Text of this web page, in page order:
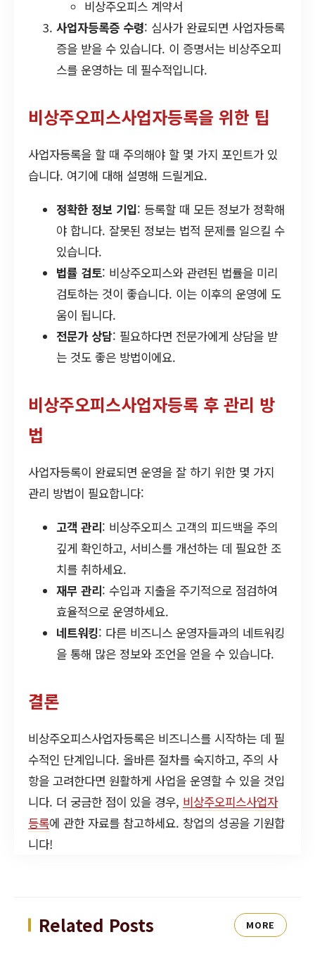
비상주오피스 계약서
사업자등록증 수령: 심사가 완료되면 사업자등록
증을 받을 수 있습니다. 이 증명서는 비상주오피
스를 운영하는 데 필수적입니다.
비상주오피스사업자등록을 위한 팁
사업자등록을 할 때 주의해야 할 몇 가지 포인트가 있
습니다. 여기에 대해 설명해 드릴게요.
정확한 정보 기입: 등록할 때 모든 정보가 정확해
야 합니다. 잘못된 정보는 법적 문제를 일으킬 수
있습니다.
법률 검토: 비상주오피스와 관련된 법률을 미리
검토하는 것이 좋습니다. 이는 이후의 운영에 도
움이 됩니다.
전문가 상담: 필요하다면 전문가에게 상담을 받
는 것도 좋은 방법이에요.
비상주오피스사업자등록 후 관리 방
법
사업자등록이 완료되면 운영을 잘 하기 위한 몇 가지
관리 방법이 필요합니다:
고객 관리: 비상주오피스 고객의 피드백을 주의
깊게 확인하고, 서비스를 개선하는 데 필요한 조
치를 취하세요.
재무 관리: 수입과 지출을 주기적으로 점검하여
효율적으로 운영하세요.
네트워킹: 다른 비즈니스 운영자들과의 네트워킹
을 통해 많은 정보와 조언을 얻을 수 있습니다.
결론
비상주오피스사업자등록은 비즈니스를 시작하는 데 필
수적인 단계입니다. 올바른 절차를 숙지하고, 주의 사
항을 고려한다면 원활하게 사업을 운영할 수 있을 것입
니다. 더 궁금한 점이 있을 경우, 비상주오피스사업자
등록에 관한 자료를 참고하세요. 창업의 성공을 기원합
니다!
Related Posts MORE